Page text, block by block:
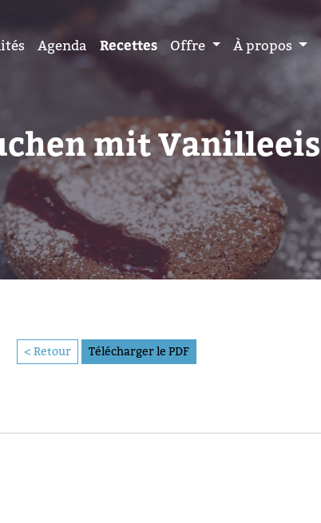
Agenda Recettes Offre À propos
mit Vanilleeis
< Retour Télécharger le PDF